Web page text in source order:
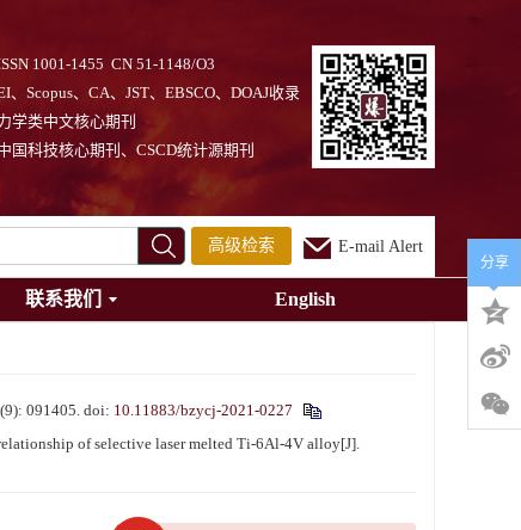
1001-1455 CN 51-1148/O3
、Scopus、CA、JST、EBSCO、DOAJ收录
学类中文核心期刊
国科技核心期刊、CSCD统计源期刊
高级检索 E-mail Alert
联系我们 English
091405. doi: 10.11883/bzycj-2021-0227
of selective laser melted Ti-6Al-4V alloy[J].
分享